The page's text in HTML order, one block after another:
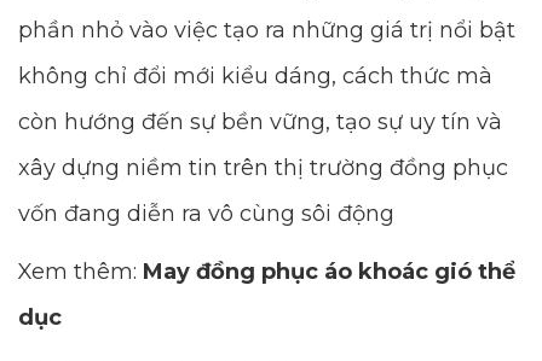
phần nhỏ vào việc tạo ra những giá trị nổi bật
không chỉ đổi mới kiểu dáng, cách thức mà
còn hướng đến sự bền vững, tạo sự uy tín và
xây dựng niềm tin trên thị trường đồng phục
vốn đang diễn ra vô cùng sôi động
Xem thêm: May đồng phục áo khoác gió thể
dục